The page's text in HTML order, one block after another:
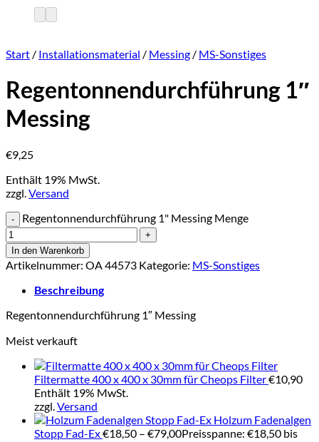
Start / Installationsmaterial / Messing / MS-Sonstiges
Regentonnendurchführung 1″
Messing
€9,25
Enthält 19% MwSt.
zzgl.Versand
Regentonnendurchführung 1" Messing Menge
In den Warenkorb
Artikelnummer: OA 44573 Kategorie: MS-Sonstiges
Beschreibung
Regentonnendurchführung 1″ Messing
Meist verkauft
Filtermatte 400 x 400 x 30mm für Cheops Filter€10,90
Enthält 19% MwSt.
zzgl.Versand
Holzum Fadenalgen
Stopp Fad-Ex€18,50 – €79,00Preisspanne: €18,50 bis